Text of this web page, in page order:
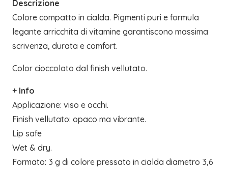
Descrizione
Colore compatto in cialda. Pigmenti puri e formula
legante arricchita di vitamine garantiscono massima
scrivenza, durata e comfort.
Color cioccolato dal finish vellutato.
+ Info
Applicazione: viso e occhi.
Finish vellutato: opaco ma vibrante.
Lip safe
Wet & dry.
Formato: 3 g di colore pressato in cialda diametro 3,6